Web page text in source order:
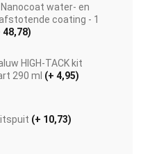
Nanocoat water- en
coating - 1
48,78)
HIGH-TACK kit
290 ml (+ 4,95)
(+ 10,73)